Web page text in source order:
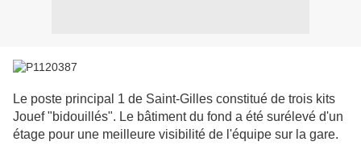
Le poste principal 1 de Saint-Gilles constitué de trois kits
Jouef "bidouillés". Le bâtiment du fond a été surélevé d'un
étage pour une meilleure visibilité de l'équipe sur la gare.